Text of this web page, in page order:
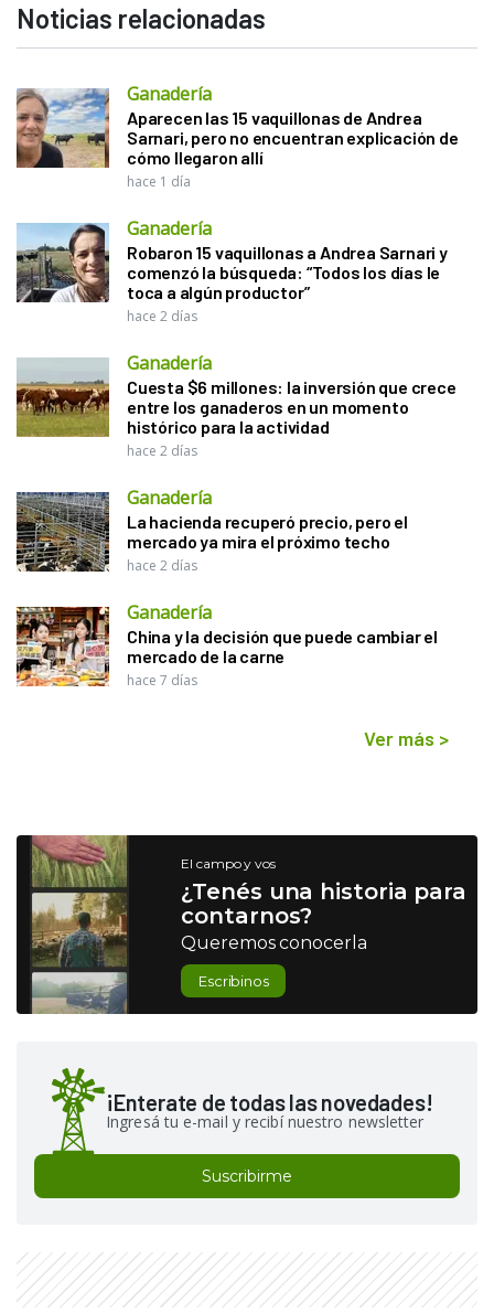
Noticias relacionadas
Ganadería
Aparecen las 15 vaquillonas de Andrea
Sarnari, pero no encuentran explicación de
cómo llegaron allí
hace 1 día
Ganadería
Robaron 15 vaquillonas a Andrea Sarnari y
comenzó la búsqueda: “Todos los días le
toca a algún productor”
hace 2 días
Ganadería
Cuesta $6 millones: la inversión que crece
entre los ganaderos en un momento
histórico para la actividad
hace 2 días
Ganadería
La hacienda recuperó precio, pero el
mercado ya mira el próximo techo
hace 2 días
Ganadería
China y la decisión que puede cambiar el
mercado de la carne
hace 7 días
Ver más >
El campo y vos
¿Tenés una historia para
contarnos?
Queremos conocerla
Escribinos
¡Enterate de todas las novedades!
Ingresá tu e-mail y recibí nuestro newsletter
Suscribirme